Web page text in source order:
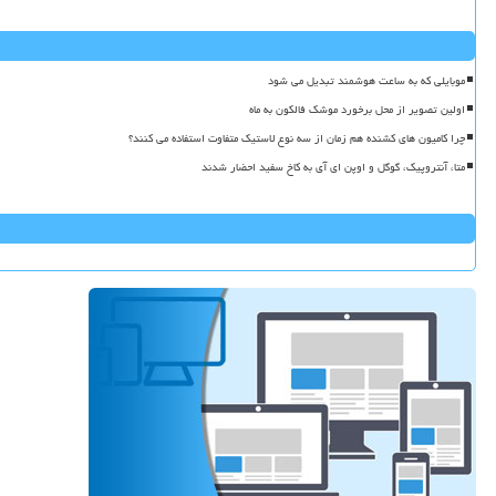
موبایلی که به ساعت هوشمند تبدیل می شود
اولین تصویر از محل برخورد موشک فالکون به ماه
چرا کامیون های کشنده هم زمان از سه نوع لاستیک متفاوت استفاده می کنند؟
متا، آنتروپیک، گوگل و اوپن ای آی به کاخ سفید احضار شدند